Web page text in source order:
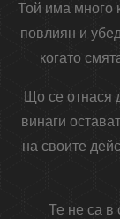
Той има много
повлиян и
когато
Що се отнася
винаги
на своите
Те не са в